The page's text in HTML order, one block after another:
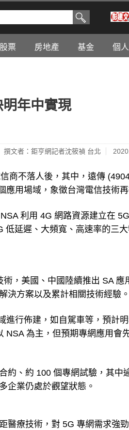
股票 房地產 基金 個
年中實現
撰文者：鉅亨網記者沈筱禎 台北
商不落人後，其中，遠傳
用場域，象徵台灣電信技術再
利用 4G 網路資源建立在
延遲、大頻寬、高速率的三
，美國、中國陸續推出 SA 應
決方案以及累計相關技術經驗。
進行佈建，如自駕車等，預計
為主，但預期專網應用會
約、約 100 個專網試驗，其中
企業仍處於觀望狀態。
醫療技術，對 5G 專網需求強